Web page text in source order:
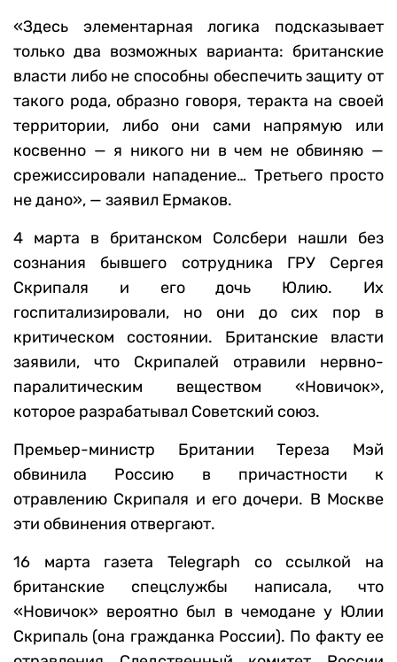
«Здесь элементарная логика подсказывает
только два возможных варианта: британские
власти либо не способны обеспечить защиту от
такого рода, образно говоря, теракта на своей
территории, либо они сами напрямую или
косвенно — я никого ни в чем не обвиняю —
срежиссировали нападение… Третьего просто
не дано», — заявил Ермаков.
4 марта в британском Солсбери нашли без
сознания бывшего сотрудника ГРУ Сергея
Скрипаля и его дочь Юлию. Их
госпитализировали, но они до сих пор в
критическом состоянии. Британские власти
заявили, что Скрипалей отравили нервно-
паралитическим веществом «Новичок»,
которое разрабатывал Советский союз.
Премьер-министр Британии Тереза Мэй
обвинила Россию в причастности к
отравлению Скрипаля и его дочери. В Москве
эти обвинения отвергают.
16 марта газета Telegraph со ссылкой на
британские спецслужбы написала, что
«Новичок» вероятно был в чемодане у Юлии
Скрипаль (она гражданка России). По факту ее